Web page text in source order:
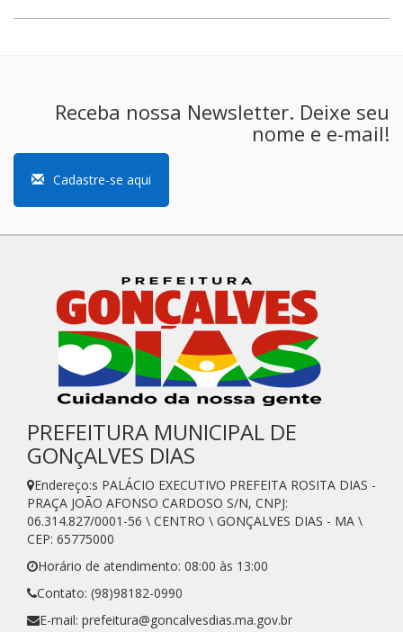
Receba nossa Newsletter. Deixe seu
nome e e-mail!
Cadastre-se aqui
PREFEITURA MUNICIPAL DE
GONçALVES DIAS
Endereço:s PALÁCIO EXECUTIVO PREFEITA ROSITA DIAS -
PRAÇA JOÃO AFONSO CARDOSO S/N, CNPJ:
06.314.827/0001-56 \ CENTRO \ GONÇALVES DIAS - MA \
CEP: 65775000
Horário de atendimento: 08:00 às 13:00
Contato: (98)98182-0990
E-mail: prefeitura@goncalvesdias.ma.gov.br